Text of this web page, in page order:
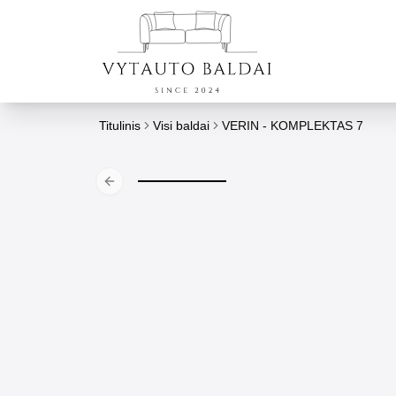
Titulinis Visi baldai VERIN - KOMPLEKTAS 7
Previous slide